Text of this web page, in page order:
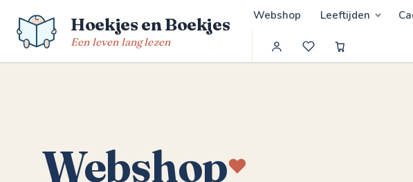
naar
inhoud
Hoekjes en Boekjes
Een leven lang lezen
Webshop Leeftijden
Webshop